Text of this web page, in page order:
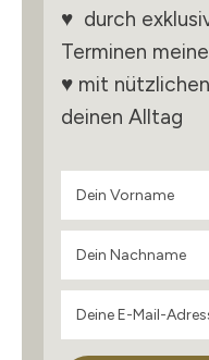
♥ durch
Terminen
♥ mit
deinen Alltag